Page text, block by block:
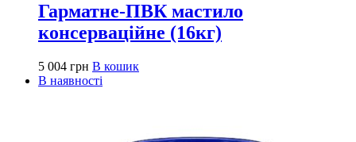
Гарматне-ПВК мастило
консерваційне (16кг)
5 004 грн В кошик
В наявності